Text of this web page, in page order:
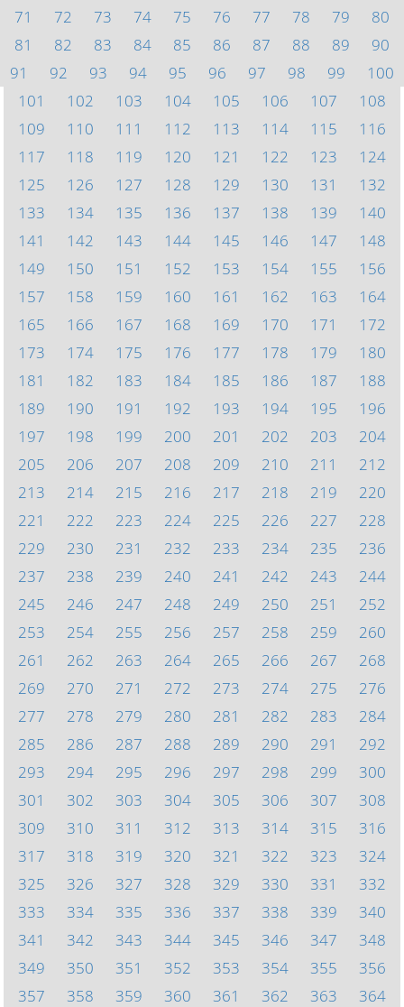
71
72 73 74 75 76 77 78 79
80
81
82 83 84 85 86 87 88 89
90
91
92 93 94 95 96 97 98 99
100
101
102 103 104 105 106 107
108
109
110 111 112 113 114 115
116
117
118 119 120 121 122 123
124
125
126 127 128 129 130 131
132
133
134 135 136 137 138 139
140
141
142 143 144 145 146 147
148
149
150 151 152 153 154 155
156
157
158 159 160 161 162 163
164
165
166 167 168 169 170 171
172
173
174 175 176 177 178 179
180
181
182 183 184 185 186 187
188
189
190 191 192 193 194 195
196
197
198 199 200 201 202 203
204
205
206 207 208 209 210 211
212
213
214 215 216 217 218 219
220
221
222 223 224 225 226 227
228
229
230 231 232 233 234 235
236
237
238 239 240 241 242 243
244
245
246 247 248 249 250 251
252
253
254 255 256 257 258 259
260
261
262 263 264 265 266 267
268
269
270 271 272 273 274 275
276
277
278 279 280 281 282 283
284
285
286 287 288 289 290 291
292
293
294 295 296 297 298 299
300
301
302 303 304 305 306 307
308
309
310 311 312 313 314 315
316
317
318 319 320 321 322 323
324
325
326 327 328 329 330 331
332
333
334 335 336 337 338 339
340
341
342 343 344 345 346 347
348
349
350 351 352 353 354 355
356
357
358 359 360 361 362 363 364